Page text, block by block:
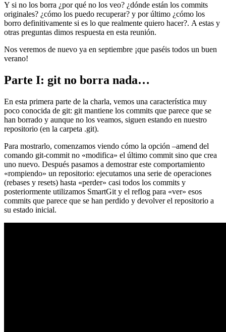
Y si no los borra ¿por qué no los veo? ¿dónde están los commits
originales? ¿cómo los puedo recuperar? y por último ¿cómo los
borro definitivamente si es lo que realmente quiero hacer?. A estas y
otras preguntas dimos respuesta en esta reunión.
Nos veremos de nuevo ya en septiembre ¡que paséis todos un buen
verano!
Parte I: git no borra nada…
En esta primera parte de la charla, vemos una característica muy
poco conocida de git: git mantiene los commits que parece que se
han borrado y aunque no los veamos, siguen estando en nuestro
repositorio (en la carpeta .git).
Para mostrarlo, comenzamos viendo cómo la opción –amend del
comando git-commit no «modifica» el último commit sino que crea
uno nuevo. Después pasamos a demostrar este comportamiento
«rompiendo» un repositorio: ejecutamos una serie de operaciones
(rebases y resets) hasta «perder» casi todos los commits y
posteriormente utilizamos SmartGit y el reflog para «ver» esos
commits que parece que se han perdido y devolver el repositorio a
su estado inicial.